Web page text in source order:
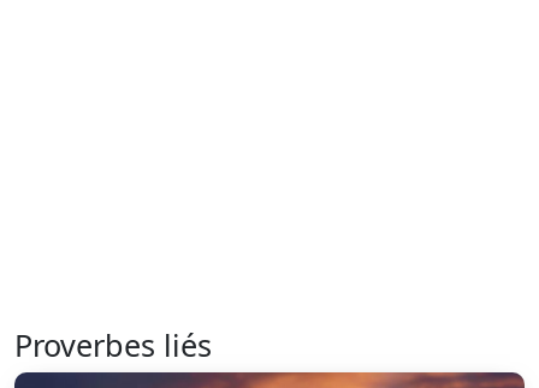
Proverbes liés